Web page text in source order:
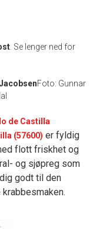
. Se lenger ned for
Foto: Gunnar
de Castilla
(57600) er fyldig
flott friskhet og
og sjøpreg som
godt til den